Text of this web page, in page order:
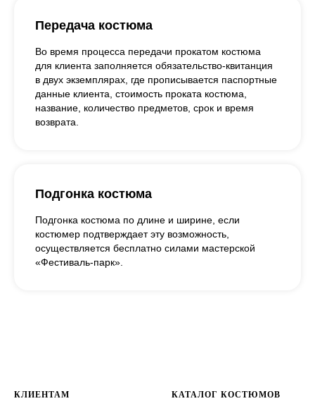
Передача костюма
Во время процесса передачи прокатом костюма
для клиента заполняется обязательство-квитанция
в двух экземплярах, где прописывается паспортные
данные клиента, стоимость проката костюма,
название, количество предметов, срок и время
возврата.
Подгонка костюма
Подгонка костюма по длине и ширине, если
костюмер подтверждает эту возможность,
осуществляется бесплатно силами мастерской
«Фестиваль-парк».
КЛИЕНТАМ КАТАЛОГ КОСТЮМОВ